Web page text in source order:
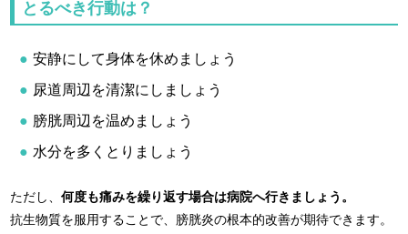
とるべき行動は？
安静にして身体を休めましょう
尿道周辺を清潔にしましょう
膀胱周辺を温めましょう
水分を多くとりましょう
ただし、何度も痛みを繰り返す場合は病院へ行きましょう。
抗生物質を服用することで、膀胱炎の根本的改善が期待できます。